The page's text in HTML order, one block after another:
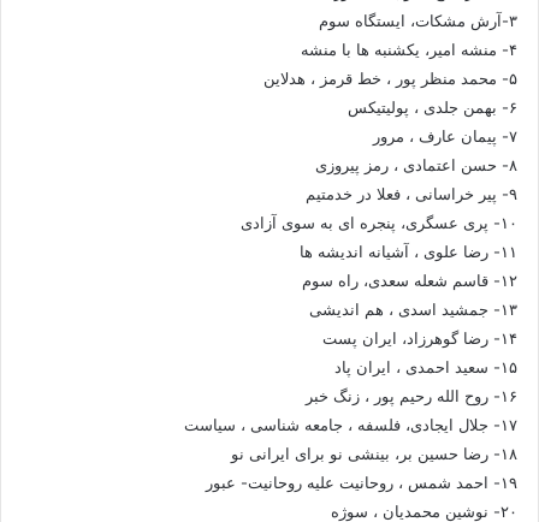
۳-آرش مشکات، ایستگاه سوم
۴- منشه امیر، یکشنبه ها با منشه
۵- محمد منظر پور ، خط قرمز ، هدلاین
۶- بهمن جلدی ، پولیتیکس
۷- پیمان عارف ، مرور
۸- حسن اعتمادی ، رمز پیروزی
۹- پیر خراسانی ، فعلا در خدمتیم
۱۰- پری عسگری، پنجره ای به سوی آزادی
۱۱- رضا علوی ، آشیانه اندیشه ها
۱۲- قاسم شعله سعدی، راه سوم
۱۳- جمشید اسدی ، هم اندیشی
۱۴- رضا گوهرزاد، ایران پست
۱۵- سعید احمدی ، ایران پاد
۱۶- روح الله رحیم پور ، زنگ خبر
۱۷- جلال ایجادی، فلسفه ، جامعه شناسی ، سیاست
۱۸- رضا حسین بر، بینشی نو برای ایرانی نو
۱۹- احمد شمس ، روحانیت علیه روحانیت- عبور
۲۰- نوشین محمدیان ، سوژه